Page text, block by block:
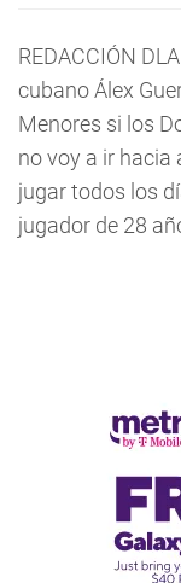
REDACCIÓN
cubano Álex
Menores si los
no voy a ir hacia
jugar todos los
jugador de 28